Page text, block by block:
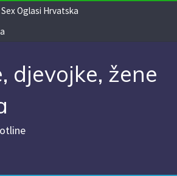
Sex Oglasi Hrvatska
djevojke, žene